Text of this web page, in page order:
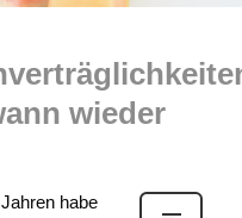
wieder
habe